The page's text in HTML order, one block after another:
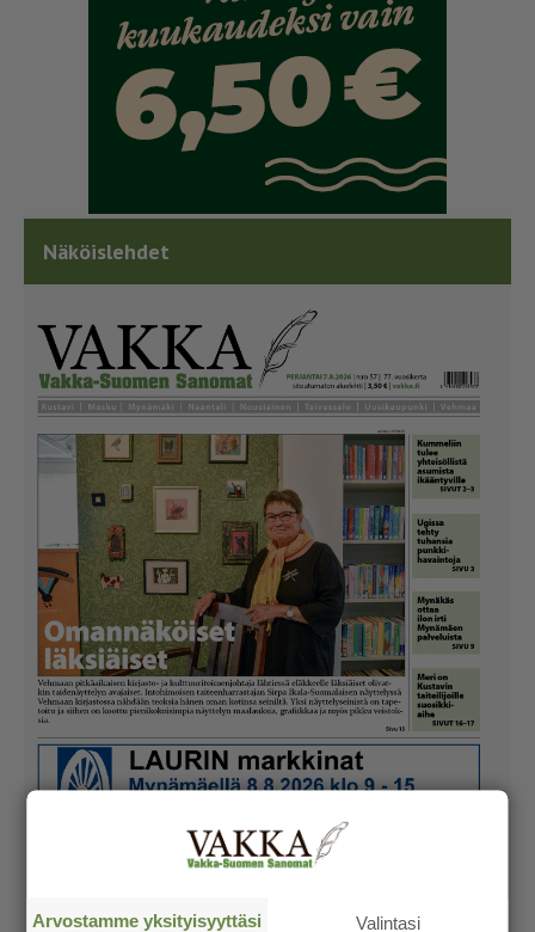
Näköislehdet
Arvostamme yksityisyyttäsi Valintasi